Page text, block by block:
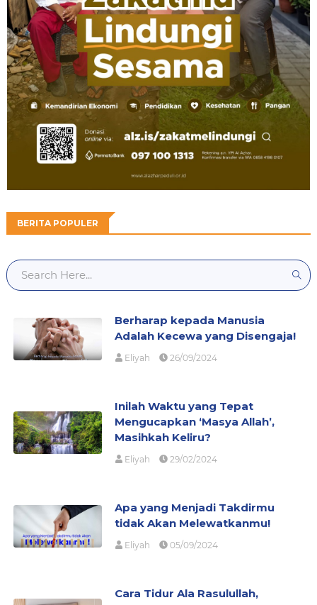
BERITA POPULER
Berharap kepada Manusia
Adalah Kecewa yang Disengaja!
Eliyah 26/09/2024
Inilah Waktu yang Tepat
Mengucapkan ‘Masya Allah’,
Masihkah Keliru?
Eliyah 29/02/2024
Apa yang Menjadi Takdirmu
tidak Akan Melewatkanmu!
Eliyah 05/09/2024
Cara Tidur Ala Rasulullah,